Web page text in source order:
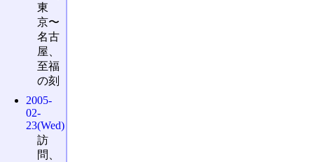
東
京〜
名古
屋、
至福
の刻
2005-
02-
23(Wed)
訪
問、